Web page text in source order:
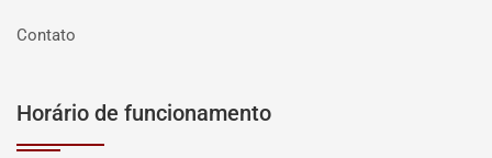
Contato
Horário de funcionamento